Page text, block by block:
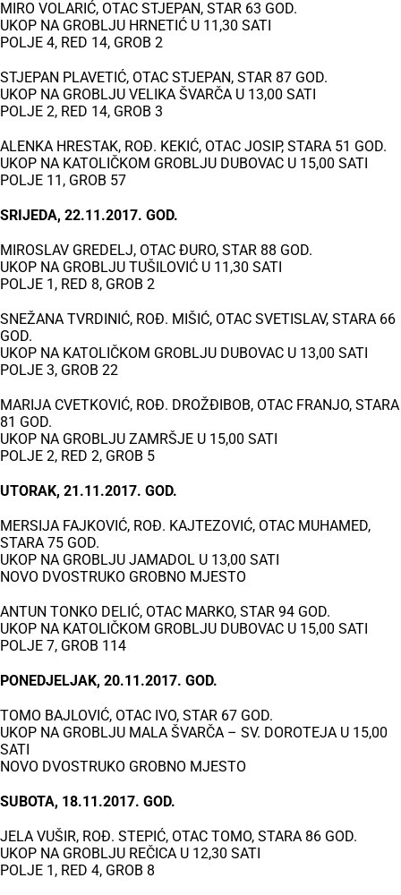
MIRO VOLARIĆ, OTAC STJEPAN, STAR 63 GOD.
UKOP NA GROBLJU HRNETIĆ U 11,30 SATI
POLJE 4, RED 14, GROB 2
STJEPAN PLAVETIĆ, OTAC STJEPAN, STAR 87 GOD.
UKOP NA GROBLJU VELIKA ŠVARČA U 13,00 SATI
POLJE 2, RED 14, GROB 3
ALENKA HRESTAK, ROĐ. KEKIĆ, OTAC JOSIP, STARA 51 GOD.
UKOP NA KATOLIČKOM GROBLJU DUBOVAC U 15,00 SATI
POLJE 11, GROB 57
SRIJEDA, 22.11.2017. GOD.
MIROSLAV GREDELJ, OTAC ĐURO, STAR 88 GOD.
UKOP NA GROBLJU TUŠILOVIĆ U 11,30 SATI
POLJE 1, RED 8, GROB 2
SNEŽANA TVRDINIĆ, ROĐ. MIŠIĆ, OTAC SVETISLAV, STARA 66
GOD.
UKOP NA KATOLIČKOM GROBLJU DUBOVAC U 13,00 SATI
POLJE 3, GROB 22
MARIJA CVETKOVIĆ, ROĐ. DROŽĐIBOB, OTAC FRANJO, STARA
81 GOD.
UKOP NA GROBLJU ZAMRŠJE U 15,00 SATI
POLJE 2, RED 2, GROB 5
UTORAK, 21.11.2017. GOD.
MERSIJA FAJKOVIĆ, ROĐ. KAJTEZOVIĆ, OTAC MUHAMED,
STARA 75 GOD.
UKOP NA GROBLJU JAMADOL U 13,00 SATI
NOVO DVOSTRUKO GROBNO MJESTO
ANTUN TONKO DELIĆ, OTAC MARKO, STAR 94 GOD.
UKOP NA KATOLIČKOM GROBLJU DUBOVAC U 15,00 SATI
POLJE 7, GROB 114
PONEDJELJAK, 20.11.2017. GOD.
TOMO BAJLOVIĆ, OTAC IVO, STAR 67 GOD.
UKOP NA GROBLJU MALA ŠVARČA – SV. DOROTEJA U 15,00
SATI
NOVO DVOSTRUKO GROBNO MJESTO
SUBOTA, 18.11.2017. GOD.
JELA VUŠIR, ROĐ. STEPIĆ, OTAC TOMO, STARA 86 GOD.
UKOP NA GROBLJU REČICA U 12,30 SATI
POLJE 1, RED 4, GROB 8